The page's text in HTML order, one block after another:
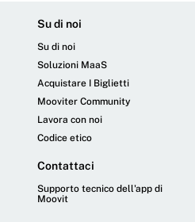
Keolis
Francia
Su di noi
Su di noi
Soluzioni MaaS
Acquistare I Biglietti
Mooviter Community
Lavora con noi
Codice etico
Contattaci
Supporto tecnico dell'app di
Moovit